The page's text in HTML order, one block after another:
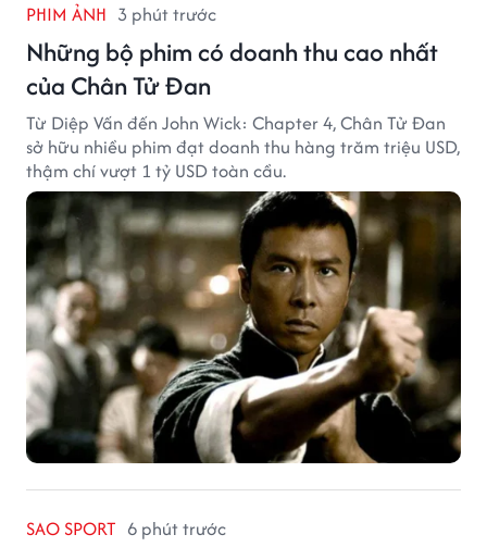
PHIM ẢNH 3 phút trước
Những bộ phim có doanh thu cao nhất
của Chân Tử Đan
Từ Diệp Vấn đến John Wick: Chapter 4, Chân Tử Đan
sở hữu nhiều phim đạt doanh thu hàng trăm triệu USD,
thậm chí vượt 1 tỷ USD toàn cầu.
SAO SPORT 6 phút trước